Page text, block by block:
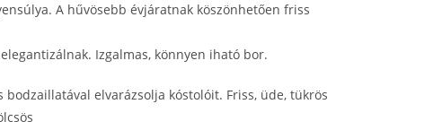
A hűvösebb évjáratnak köszönhetően friss
Izgalmas, könnyen iható bor.
bodzaillatával elvarázsolja kóstolóit. Friss, üde, tükrös